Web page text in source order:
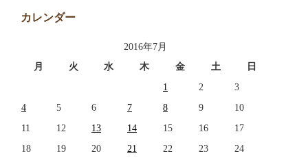
カレンダー
2016年7月
月
火 水 木 金 土
日
1
2
3
4
5 6 7 8 9
10
11
12 13 14 15 16
17
18
19 20 21 22 23
24